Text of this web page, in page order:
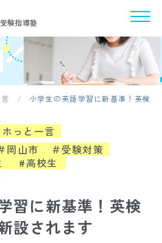
験指導塾
/ 小学生の英語学習に新基準！英検
っと一言
岡山市
＃受験対策
#高校生
習に新基準！英検
設されます